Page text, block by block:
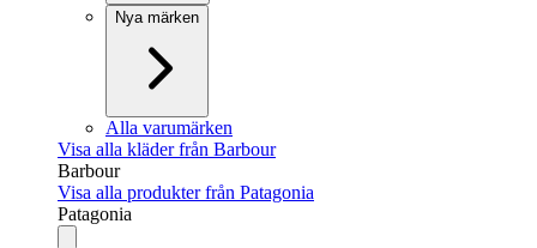
Nya märken
Alla varumärken
Visa alla kläder från Barbour
Barbour
Visa alla produkter från Patagonia
Patagonia